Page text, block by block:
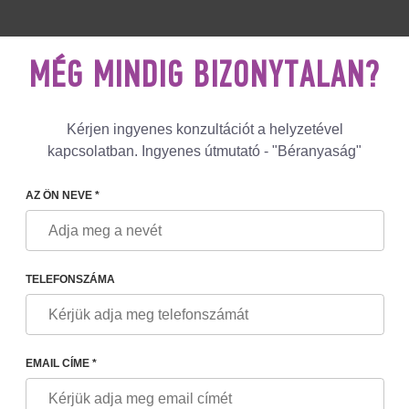
Visszajelzések Blog Programmoù
ZOZULINA
osztály menedzsere
MÉG MINDIG BIZONYTALAN?
Kérjen ingyenes konzultációt a helyzetével
kapcsolatban. Ingyenes útmutató - "Béranyaság"
AZ ÖN NEVE *
TELEFONSZÁMA
EMAIL CÍME *